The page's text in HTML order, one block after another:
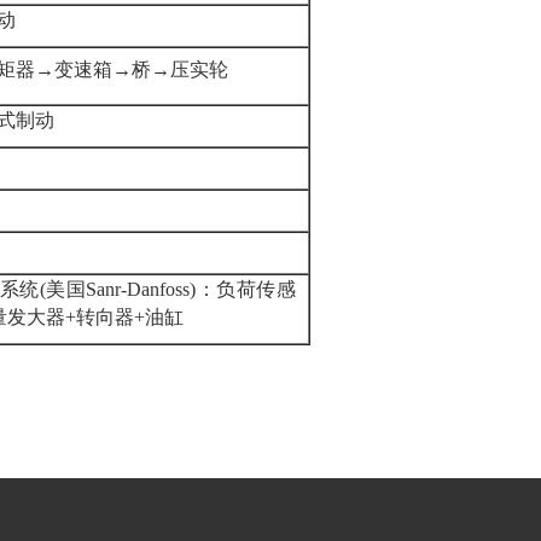
器→变速箱→桥→压实轮
制动
统(美国Sanr-Danfoss)：负荷传感
发大器+转向器+油缸